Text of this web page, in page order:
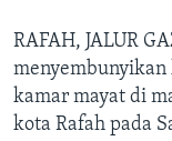
RAFAH, JALUR
menyembunyikan
kamar mayat di
kota Rafah pada